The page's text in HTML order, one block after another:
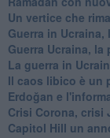
Un vertice che
Guerra in Ucraina,
Guerra Ucraina,
La guerra in
​Il caos libico è un
Erdoğan e
Crisi Corona, crisi
Capitol Hill un